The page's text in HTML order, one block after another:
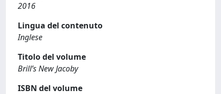
2016
Lingua del contenuto
Inglese
Titolo del volume
Brill’s New Jacoby
ISBN del volume